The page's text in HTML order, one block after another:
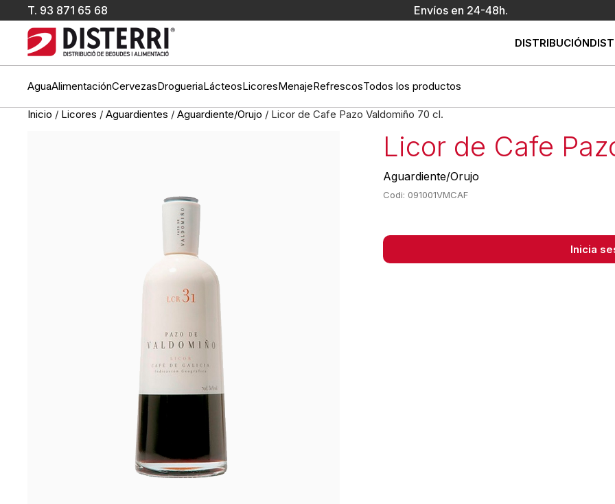
T. 93 871 65 68 Envíos en 24-48h.
DISTRIBUCIÓN
AguaAlimentaciónCervezasDrogueriaLácteosLicoresMenajeRefrescosTodos los productos
Inicio / Licores / Aguardientes / Aguardiente/Orujo / Licor de Cafe Pazo Valdomiño 70 cl.
Licor de Cafe
Aguardiente/Orujo
Codi: 091001VMCAF
Inicia